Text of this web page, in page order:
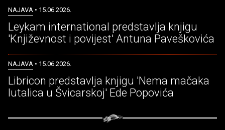
NAJAVA • 15.06.2026.
Leykam international predstavlja knjigu
'Književnost i povijest' Antuna Paveškovića
NAJAVA • 15.06.2026.
Libricon predstavlja knjigu 'Nema mačaka
lutalica u Švicarskoj' Ede Popovića